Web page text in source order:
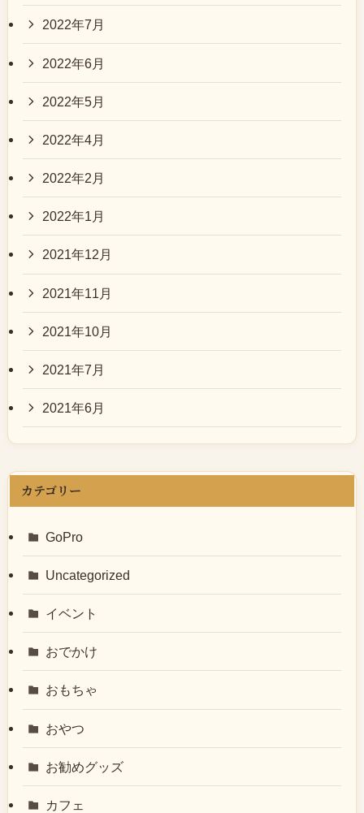
2022年7月
2022年6月
2022年5月
2022年4月
2022年2月
2022年1月
2021年12月
2021年11月
2021年10月
2021年7月
2021年6月
カテゴリー
GoPro
Uncategorized
イベント
おでかけ
おもちゃ
おやつ
お勧めグッズ
カフェ